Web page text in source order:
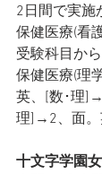
2日間で実施
保健医療(看
受験科目か
保健医療(理
英、[数･理
理]→2、面。
十文字学園